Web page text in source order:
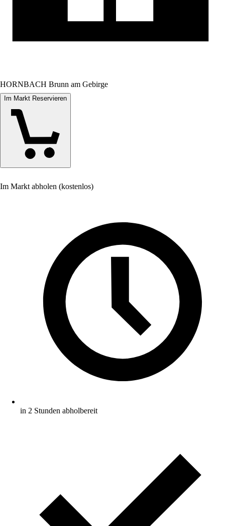
HORNBACH Brunn am Gebirge
Im Markt Reservieren
Im Markt abholen (kostenlos)
in 2 Stunden abholbereit